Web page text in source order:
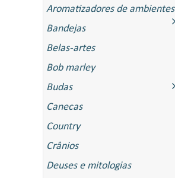
Aromatizadores de ambientes
Bandejas
Belas-artes
Bob marley
Budas
Canecas
Country
Crânios
Deuses e mitologias